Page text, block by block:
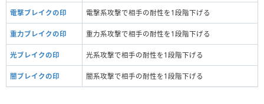
電撃ブレイクの印 電撃系攻撃で相手の耐性を1段階下げる
重力ブレイクの印 重力系攻撃で相手の耐性を1段階下げる
光ブレイクの印 光系攻撃で相手の耐性を1段階下げる
闇ブレイクの印 闇系攻撃で相手の耐性を1段階下げる